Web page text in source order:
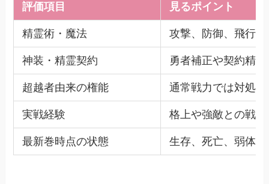
評価項目 見るポイント
精霊術・魔法 攻撃、防御、飛行
神装・精霊契約 勇者補正や契約精
超越者由来の権能 通常戦力では対処
実戦経験 格上や強敵との戦
最新巻時点の状態 生存、死亡、弱体